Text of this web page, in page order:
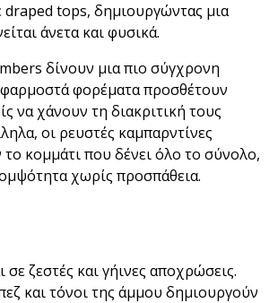
draped tops, δημιουργώντας μια
άνετα και φυσικά.
δίνουν μια πιο σύγχρονη
φορέματα προσθέτουν
να χάνουν τη διακριτική τους
οι ρευστές καμπαρντίνες
κομμάτι που δένει όλο το σύνολο,
χωρίς προσπάθεια.
σε ζεστές και γήινες αποχρώσεις.
και τόνοι της άμμου δημιουργούν